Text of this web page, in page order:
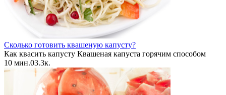
Сколько готовить квашеную капусту?
Как квасить капусту Квашеная капуста горячим способом
10 мин.03.3к.